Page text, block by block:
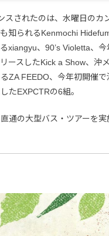
スされたのは、水曜日のカ
知られるKenmochi
xiangyu、90’s Violetta、今
ースしたKick a Show、沖
ZA FEEDO、今年初開催
たEXPCTRの6組。
通の大型バス・ツアーを実